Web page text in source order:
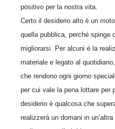
positivo per la nostra vita.
Certo il desiderio alto è un
quella pubblica, perché spinge
migliorarsi. Per alcuni è la
materiale e legato al
che rendono ogni giorno
per cui vale la pena lottare per
desiderio è qualcosa che
realizzerà un domani in